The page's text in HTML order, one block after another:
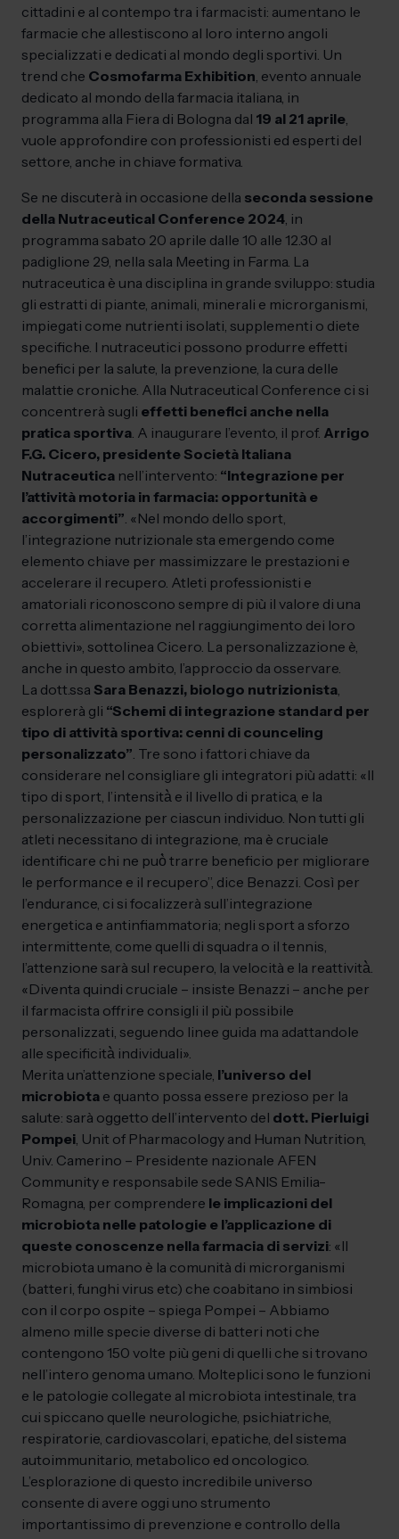
cittadini e al contempo tra i farmacisti: aumentano le
farmacie che allestiscono al loro interno angoli
specializzati e dedicati al mondo degli sportivi. Un
trend che Cosmofarma Exhibition , evento annuale
dedicato al mondo della farmacia italiana, in
programma alla Fiera di Bologna dal 19 al 21 aprile
vuole approfondire con professionisti ed esperti del
settore, anche in chiave formativa.
Se ne discuterà in occasione della seconda sessione
della Nutraceutical Conference 2024 , in
programma sabato 20 aprile dalle 10 alle 12.30 al
padiglione 29, nella sala Meeting in Farma. La
nutraceutica è una disciplina in grande sviluppo: studia
gli estratti di piante, animali, minerali e microrganismi,
impiegati come nutrienti isolati, supplementi o diete
specifiche. I nutraceutici possono produrre effetti
benefici per la salute, la prevenzione, la cura delle
malattie croniche. Alla Nutraceutical Conference ci si
concentrerà sugli effetti benefici anche nella
pratica sportiva . A inaugurare l’evento, il prof. Arrigo
F.G. Cicero, presidente Società Italiana
Nutraceutica nell’intervento: “Integrazione per
l’attività motoria in farmacia: opportunità e
accorgimenti” . «Nel mondo dello sport,
l’integrazione nutrizionale sta emergendo come
elemento chiave per massimizzare le prestazioni e
accelerare il recupero. Atleti professionisti e
amatoriali riconoscono sempre di più il valore di una
corretta alimentazione nel raggiungimento dei loro
obiettivi», sottolinea Cicero. La personalizzazione è,
anche in questo ambito, l’approccio da osservare.
La dott.ssa Sara Benazzi, biologo nutrizionista
esplorerà gli “Schemi di integrazione standard per
tipo di attività sportiva: cenni di counceling
personalizzato” . Tre sono i fattori chiave da
considerare nel consigliare gli integratori più adatti: «Il
tipo di sport, l’intensità̀ e il livello di pratica, e la
personalizzazione per ciascun individuo. Non tutti gli
atleti necessitano di integrazione, ma è cruciale
identificare chi ne può̀ trarre beneficio per migliorare
le performance e il recupero”, dice Benazzi. Così per
l’endurance, ci si focalizzerà sull’integrazione
energetica e antinfiammatoria; negli sport a sforzo
intermittente, come quelli di squadra o il tennis,
l’attenzione sarà sul recupero, la velocità e la reattività̀.
«Diventa quindi cruciale – insiste Benazzi – anche per
il farmacista offrire consigli il più possibile
personalizzati, seguendo linee guida ma adattandole
alle specificità̀ individuali».
Merita un’attenzione speciale, l’universo del
microbiota e quanto possa essere prezioso per la
salute: sarà oggetto dell’intervento del dott. Pierluigi
Pompei , Unit of Pharmacology and Human Nutrition,
Univ. Camerino – Presidente nazionale AFEN
Community e responsabile sede SANIS Emilia-
Romagna, per comprendere le implicazioni del
microbiota nelle patologie e l’applicazione di
queste conoscenze nella farmacia di servizi: «Il
microbiota umano è la comunità di microrganismi
(batteri, funghi virus etc) che coabitano in simbiosi
con il corpo ospite – spiega Pompei – Abbiamo
almeno mille specie diverse di batteri noti che
contengono 150 volte più geni di quelli che si trovano
nell’intero genoma umano. Molteplici sono le funzioni
e le patologie collegate al microbiota intestinale, tra
cui spiccano quelle neurologiche, psichiatriche,
respiratorie, cardiovascolari, epatiche, del sistema
autoimmunitario, metabolico ed oncologico.
L’esplorazione di questo incredibile universo
consente di avere oggi uno strumento
importantissimo di prevenzione e controllo della